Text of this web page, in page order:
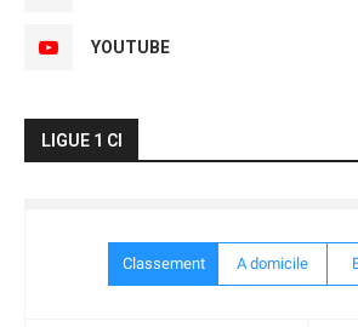
YOUTUBE
LIGUE 1 CI
Classement A domicile